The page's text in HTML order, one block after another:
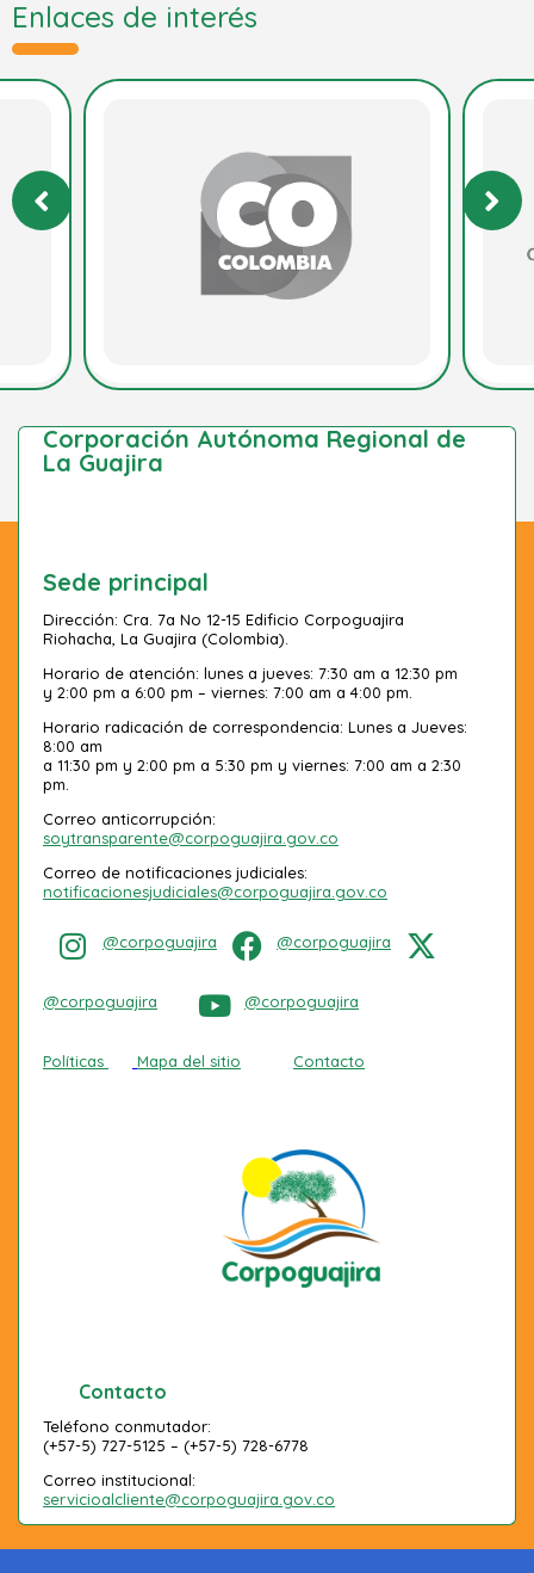
Enlaces de interés
Corporación Autónoma Regional de
La Guajira
Sede principal
Dirección: Cra. 7a No 12-15 Edificio Corpoguajira
Riohacha, La Guajira (Colombia).
Horario de atención: lunes a jueves: 7:30 am a 12:30 pm
y 2:00 pm a 6:00 pm – viernes: 7:00 am a 4:00 pm.
Horario radicación de correspondencia: Lunes a Jueves:
8:00 am
a 11:30 pm y 2:00 pm a 5:30 pm y viernes: 7:00 am a 2:30
pm.
Correo anticorrupción:
soytransparente@corpoguajira.gov.co
Correo de notificaciones judiciales:
notificacionesjudiciales@corpoguajira.gov.co
@corpoguajira @corpoguajira
@corpoguajira @corpoguajira
Políticas Mapa del sitio Contacto
Contacto
Teléfono conmutador:
(+57-5) 727-5125 – (+57-5) 728-6778
Correo institucional:
servicioalcliente@corpoguajira.gov.co